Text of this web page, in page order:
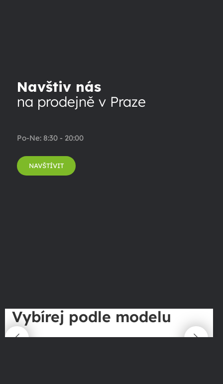
Navštiv nás
na prodejně v Praze
Po-Ne: 8:30 - 20:00
NAVŠTÍVIT
Vybírej podle modelu